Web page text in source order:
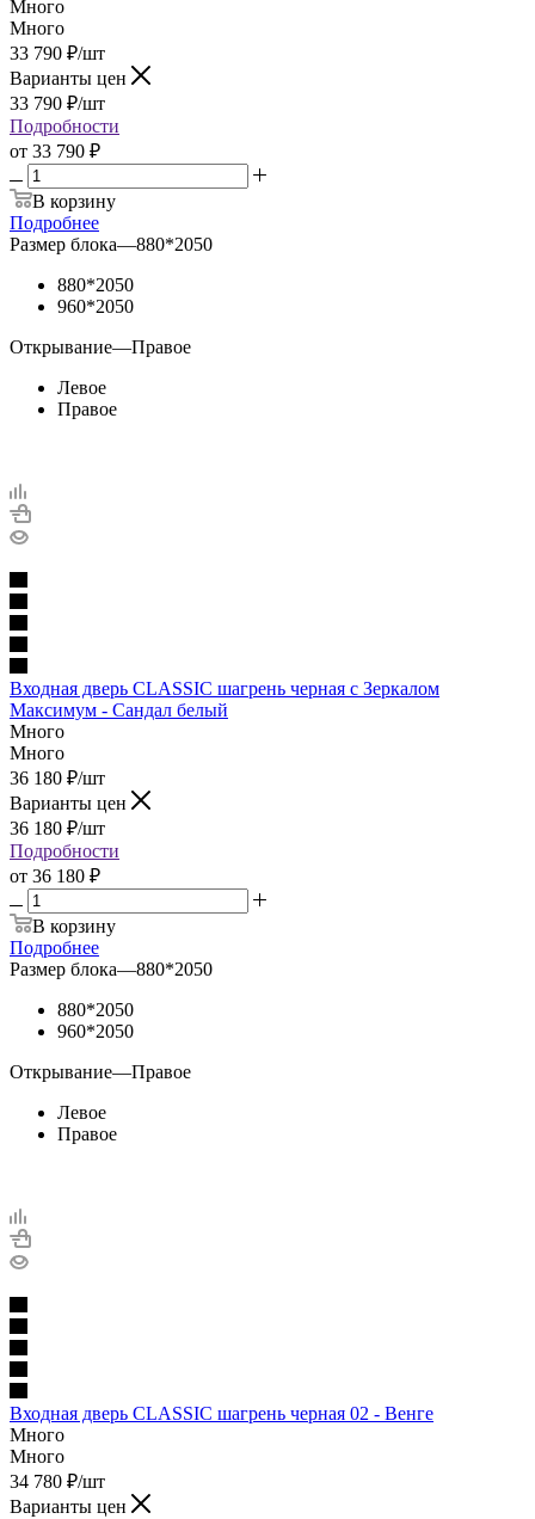
Много
Много
33 790 ₽/шт
Варианты цен
33 790 ₽/шт
Подробности
от 33 790 ₽
В корзину
Подробнее
Размер блока—880*2050
880*2050
960*2050
Открывание—Правое
Левое
Правое
Входная дверь CLASSIC шагрень черная с Зеркалом
Максимум - Сандал белый
Много
Много
36 180 ₽/шт
Варианты цен
36 180 ₽/шт
Подробности
от 36 180 ₽
В корзину
Подробнее
Размер блока—880*2050
880*2050
960*2050
Открывание—Правое
Левое
Правое
Входная дверь CLASSIC шагрень черная 02 - Венге
Много
Много
34 780 ₽/шт
Варианты цен